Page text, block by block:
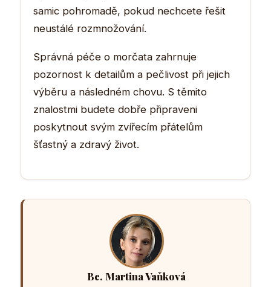
samic pohromadě, pokud nechcete řešit
neustálé rozmnožování.
Správná péče o morčata zahrnuje
pozornost k detailům a pečlivost při jejich
výběru a následném chovu. S těmito
znalostmi budete dobře připraveni
poskytnout svým zvířecím přátelům
šťastný a zdravý život.
Bc. Martina Vaňková